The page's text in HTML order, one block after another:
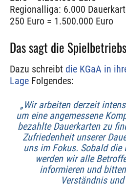
Regionalliga: 6.000
250 Euro = 1.500.000 Euro
Das sagt die
Dazu schreibt die KGaA in
Lage Folgendes:
„Wir arbeiten derzeit
um eine angemessene
bezahlte Dauerkarten zu
Zufriedenheit unserer
uns im Fokus. Sobald die
werden wir alle
informieren und
Verständnis und